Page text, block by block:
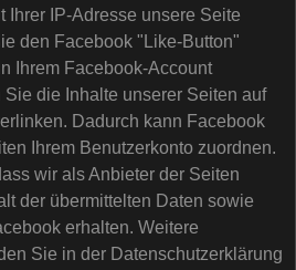
Ihrer IP-Adresse unsere Seite
den Facebook "Like-Button"
Ihrem Facebook-Account
die Inhalte unserer Seiten auf
Dadurch kann Facebook
Ihrem Benutzerkonto zuordnen.
wir als Anbieter der Seiten
der übermittelten Daten sowie
erhalten. Weitere
Sie in der Datenschutzerklärung